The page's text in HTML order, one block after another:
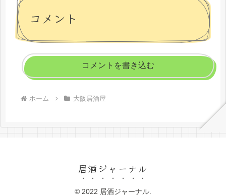
コメント
コメントを書き込む
ホーム 大阪居酒屋
居酒ジャーナル
© 2022 居酒ジャーナル.